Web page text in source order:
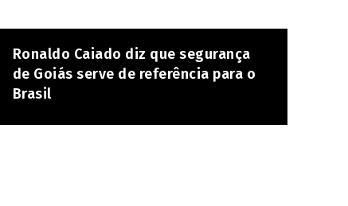
Ronaldo Caiado diz que segurança
de Goiás serve de referência para o
Brasil